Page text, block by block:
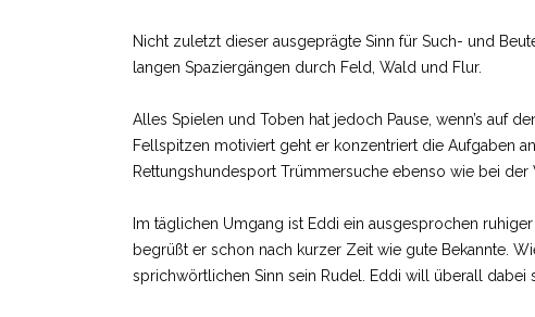
Nicht zuletzt dieser ausgeprägte Sinn für Such- und
langen Spaziergängen durch Feld, Wald und Flur.
Alles Spielen und Toben hat jedoch Pause, wenn’s auf
Fellspitzen motiviert geht er konzentriert die Aufgaben
Rettungshundesport Trümmersuche ebenso wie bei
Im täglichen Umgang ist Eddi ein ausgesprochen
begrüßt er schon nach kurzer Zeit wie gute Bekannte.
sprichwörtlichen Sinn sein Rudel. Eddi will überall